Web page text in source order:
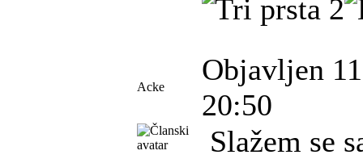
Acke
Objavljen
20:50
Slažem se